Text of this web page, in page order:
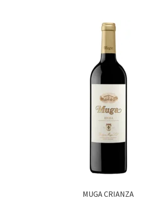
MUGA CRIANZA